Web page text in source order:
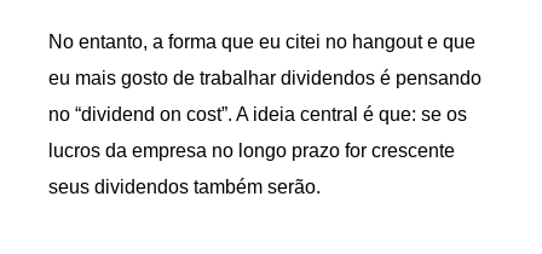
No entanto, a forma que eu citei no hangout e que
eu mais gosto de trabalhar dividendos é pensando
no “dividend on cost”. A ideia central é que: se os
lucros da empresa no longo prazo for crescente
seus dividendos também serão.